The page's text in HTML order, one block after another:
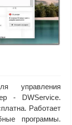
управления
- DWService.
Работает
программы.